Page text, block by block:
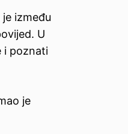
između
U
i poznati
je